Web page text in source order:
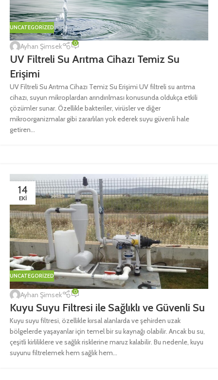
UNCATEGORIZED
Ayhan Şimsek 0
UV Filtreli Su Arıtma Cihazı Temiz Su
Erişimi
UV Filtreli Su Arıtma Cihazı Temiz Su Erişimi UV filtreli su arıtma
cihazı, suyun mikroplardan arındırılması konusunda oldukça etkili
çözümler sunar. Özellikle bakteriler, virüsler ve diğer
mikroorganizmalar gibi zararlıları yok ederek suyu güvenli hale
getiren...
14
EKI
UNCATEGORIZED
Ayhan Şimsek 0
Kuyu Suyu Filtresi ile Sağlıklı ve Güvenli Su
Kuyu suyu filtresi, özellikle kırsal alanlarda ve şehirden uzak
bölgelerde yaşayanlar için temel bir su kaynağı olabilir. Ancak bu su,
çeşitli kirliliklere ve sağlık risklerine maruz kalabilir. Bu nedenle, kuyu
suyunu filtrelemek hem sağlık hem...